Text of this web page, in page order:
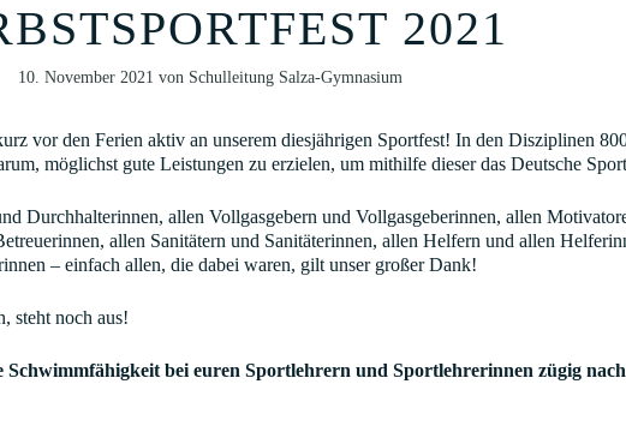
2021
10. November 2021 von Schulleitung Salza-Gymnasium
vor den Ferien aktiv an unserem diesjährigen Sportfest! In den Disziplinen
möglichst gute Leistungen zu erzielen, um mithilfe dieser das Deutsche
Durchhalterinnen, allen Vollgasgebern und Vollgasgeberinnen, allen
allen Sanitätern und Sanitäterinnen, allen Helfern und allen
– einfach allen, die dabei waren, gilt unser großer Dank!
steht noch aus!
bei euren Sportlehrern und Sportlehrerinnen zügig